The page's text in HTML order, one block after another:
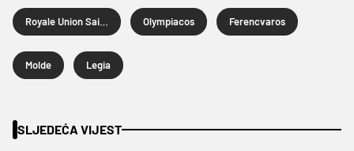
Olympiacos Ferencvaros
Molde Legia
SLJEDEĆA VIJEST